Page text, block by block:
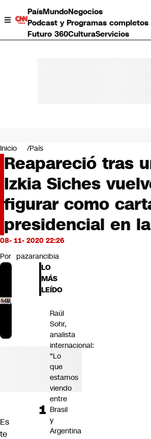
PaísMundoNegocios
Podcast y Programas completos
Futuro 360CulturaServicios
Negocios
Deportes
Programas completos
Cultura
Servicios
Bits
CNN Data
CNN tiempo
Futuro 360
Inicio País
Reapareció tras
Izkia Siches
figurar como
presidencial en
08- 11- 2020 22:26
Por pazarancibia
Es
te
LO
MÁS
LEÍDO
Raúl
Sohr,
analista
internacional:
"Lo
que
estamos
viendo
entre
Brasil
y
Argentina